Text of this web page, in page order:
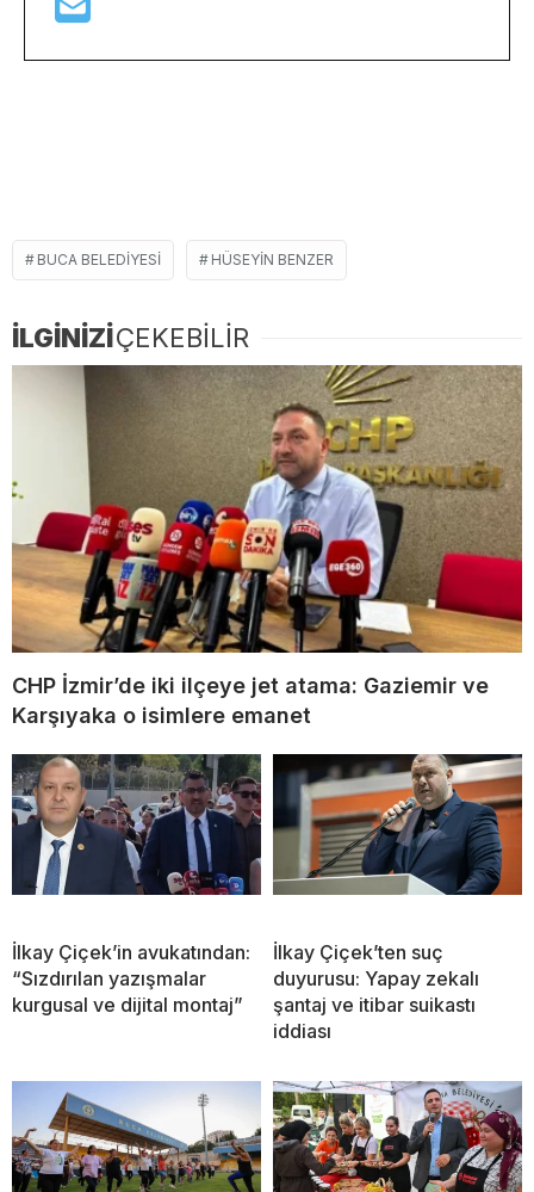
BUCA BELEDIYESI HÜSEYIN BENZER
İLGİNİZİÇEKEBİLİR
CHP İzmir’de iki ilçeye jet atama: Gaziemir ve
Karşıyaka o isimlere emanet
İlkay Çiçek’in avukatından:
“Sızdırılan yazışmalar
kurgusal ve dijital montaj”
İlkay Çiçek’ten suç
duyurusu: Yapay zekalı
şantaj ve itibar suikastı
iddiası